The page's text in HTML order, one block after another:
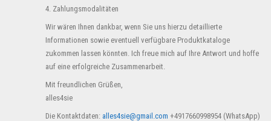
4. Zahlungsmodalitäten
Wir wären Ihnen dankbar, wenn Sie uns hierzu detaillierte
Informationen sowie eventuell verfügbare Produktkataloge
zukommen lassen könnten. Ich freue mich auf Ihre Antwort und hoffe
auf eine erfolgreiche Zusammenarbeit.
Mit freundlichen Grüßen,
alles4sie
Die Kontaktdaten: alles4sie@gmail.com +4917660998954 (WhatsApp)